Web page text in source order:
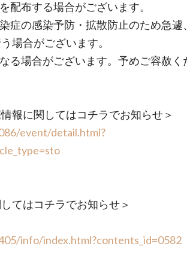
配布する場合がございます。
症の感染予防・拡散防止のため急遽
場合がございます。
る場合がございます。予めご容赦く
報に関してはコチラでお知らせ＞
event/detail.html?
てはコチラでお知らせ＞
info/index.html?contents_id=0582